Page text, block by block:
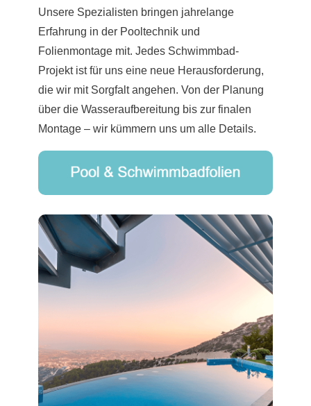
Unsere Spezialisten bringen jahrelange
Erfahrung in der Pooltechnik und
Folienmontage mit. Jedes Schwimmbad-
Projekt ist für uns eine neue Herausforderung,
die wir mit Sorgfalt angehen. Von der Planung
über die Wasseraufbereitung bis zur finalen
Montage – wir kümmern uns um alle Details.